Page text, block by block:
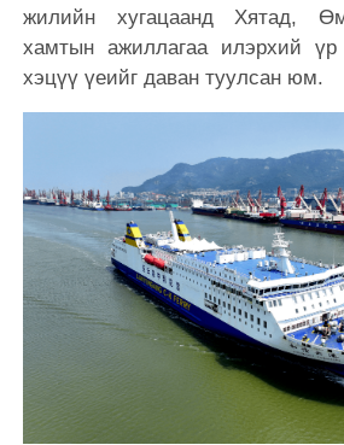
жилийн хугацаанд Хятад,
хамтын ажиллагаа илэрхий
хэцүү үеийг даван туулсан юм.